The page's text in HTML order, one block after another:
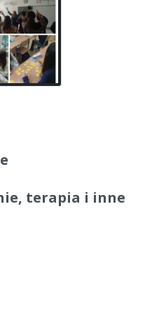
terapia i inne